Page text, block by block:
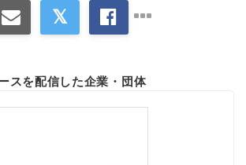
スを配信した企業・団体